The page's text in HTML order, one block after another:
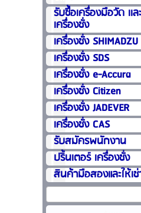
รับซื้อเครื่องมือวัด เเล
เครื่องชั่ง
เครื่องชั่ง SHIMADZU
เครื่องชั่ง SDS
เครื่องชั่ง e-Accura
เครื่องชั่ง Citizen
เครื่องชั่ง JADEVER
เครื่องชั่ง CAS
รับสมัครพนักงาน
ปริ้นเตอร์ เครื่องชั่ง
สินค้ามือสองและให้เช่